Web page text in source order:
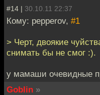
#14 | 30.10.11 22:37
Кому: pepperov, #1
> Черт, двоякие
снимать бы не смог :).
у мамаши очевидные
Goblin »